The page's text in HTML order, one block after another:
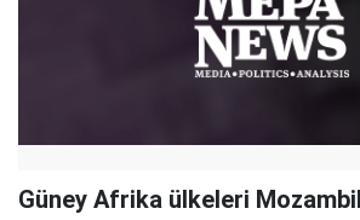
Güney Afrika ülkeleri